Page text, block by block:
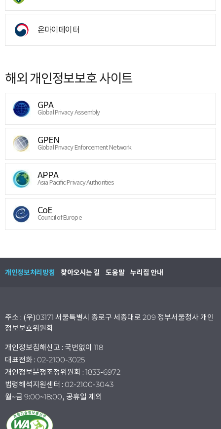
온마이데이터
해외 개인정보보호 사이트
GPA
Global Privacy Assembly
GPEN
Global Privacy Enforcement Network
APPA
Asia Pacific Privacy Authorities
CoE
Council of Europe
개인정보처리방침 찾아오시는 길 도움말 누리집 안내
주소 : (우)03171 서울특별시 종로구 세종대로 209 정부서울청사 개인
정보보호위원회
개인정보침해신고 : 국번없이 118
대표전화 : 02-2100-3025
개인정보분쟁조정위원회 : 1833-6972
법령해석지원센터 : 02-2100-3043
월~금 9:00~18:00, 공휴일 제외